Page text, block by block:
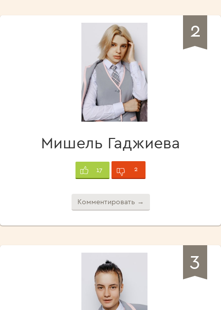
2
Мишель Гаджиева
17 2
Комментировать →
3